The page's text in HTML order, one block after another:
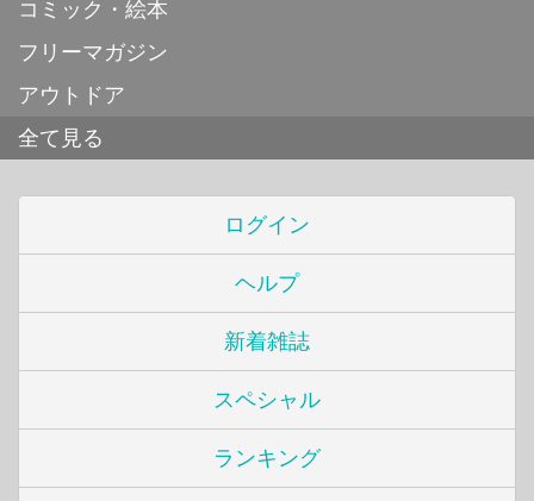
コミック・絵本
フリーマガジン
アウトドア
全て見る
ログイン
ヘルプ
新着雑誌
スペシャル
ランキング